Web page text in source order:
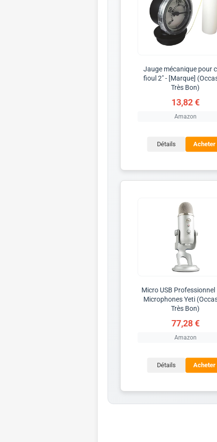
Jauge mécanique pour
fioul 2" - [Marque]
Très Bon)
13,82 €
Amazon
Détails Acheter
Micro USB Professionnel
Microphones Yeti
Très Bon)
77,28 €
Amazon
Détails Acheter